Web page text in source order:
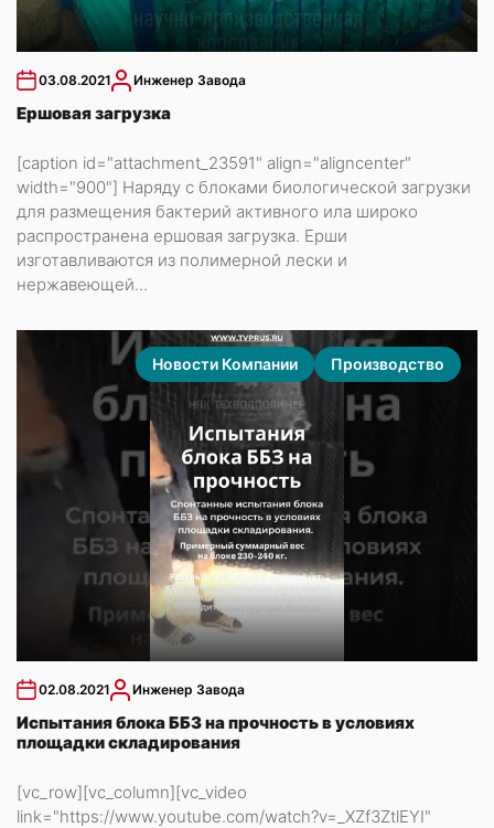
03.08.2021 Инженер Завода
Ершовая загрузка
[caption id="attachment_23591" align="aligncenter"
width="900"] Наряду с блоками биологической загрузки
для размещения бактерий активного ила широко
распространена ершовая загрузка. Ерши
изготавливаются из полимерной лески и
нержавеющей...
Новости Компании Производство
02.08.2021 Инженер Завода
Испытания блока ББЗ на прочность в условиях
площадки складирования
[vc_row][vc_column][vc_video
link="https://www.youtube.com/watch?v=_XZf3ZtlEYI"